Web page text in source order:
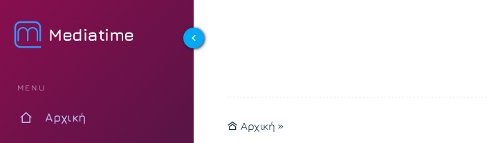
Mediatime
MENU
Αρχική
Αρχική »